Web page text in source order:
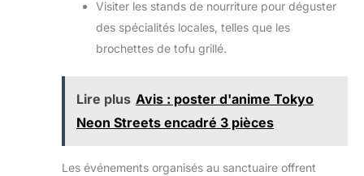
Visiter les stands de nourriture pour déguster
des spécialités locales, telles que les
brochettes de tofu grillé.
Lire plus Avis : poster d'anime Tokyo
Neon Streets encadré 3 pièces
Les événements organisés au sanctuaire offrent